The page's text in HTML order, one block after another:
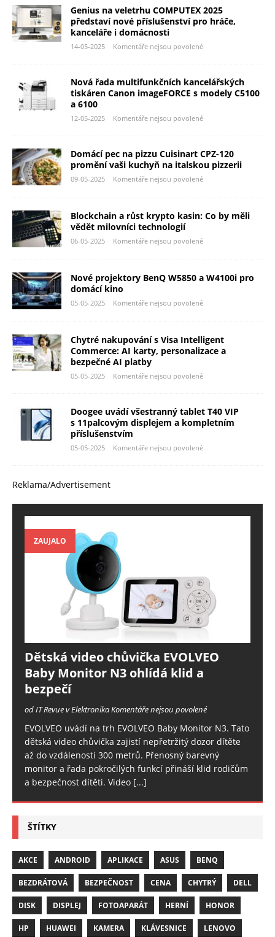
Genius na veletrhu COMPUTEX 2025
představí nové příslušenství pro hráče,
kanceláře i domácnosti
14-05-2025 Komentáře nejsou povolené
Nová řada multifunkčních kancelářských
tiskáren Canon imageFORCE s modely C5100
a 6100
12-05-2025 Komentáře nejsou povolené
Domácí pec na pizzu Cuisinart CPZ-120
promění vaši kuchyň na italskou pizzerii
09-05-2025 Komentáře nejsou povolené
Blockchain a růst krypto kasin: Co by měli
vědět milovníci technologií
06-05-2025 Komentáře nejsou povolené
Nové projektory BenQ W5850 a W4100i pro
domácí kino
05-05-2025 Komentáře nejsou povolené
Chytré nakupování s Visa Intelligent
Commerce: AI karty, personalizace a
bezpečné AI platby
05-05-2025 Komentáře nejsou povolené
Doogee uvádí všestranný tablet T40 VIP
s 11palcovým displejem a kompletním
příslušenstvím
05-05-2025 Komentáře nejsou povolené
Reklama/Advertisement
ZAUJALO
Dětská video chůvička EVOLVEO
Baby Monitor N3 ohlídá klid a
bezpečí
od IT Revue v ElektronikaKomentáře nejsou povolené
EVOLVEO uvádí na trh EVOLVEO Baby Monitor N3. Tato
dětská video chůvička zajistí nepřetržitý dozor dítěte
až do vzdálenosti 300 metrů. Přenosný barevný
monitor a řada pokročilých funkcí přináší klid rodičům
a bezpečnost dítěti. Video [...]
ŠTÍTKY
AKCE ANDROID APLIKACE ASUS BENQ
BEZDRÁTOVÁ BEZPEČNOST CENA CHYTRÝ DELL
DISK DISPLEJ FOTOAPARÁT HERNÍ HONOR
HP HUAWEI KAMERA KLÁVESNICE LENOVO